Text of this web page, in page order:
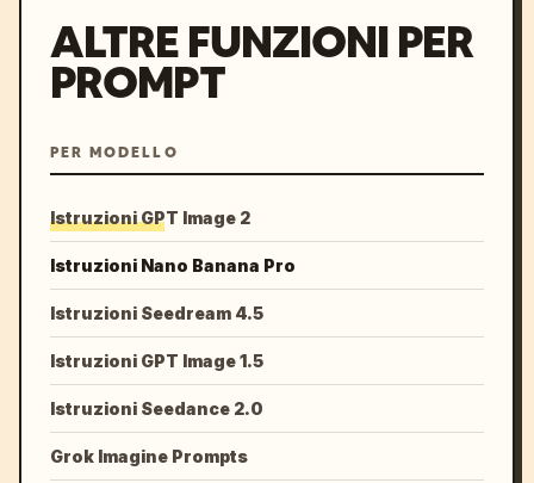
ALTRE FUNZIONI PER
PROMPT
PER MODELLO
Istruzioni GPT Image 2
Istruzioni Nano Banana Pro
Istruzioni Seedream 4.5
Istruzioni GPT Image 1.5
Istruzioni Seedance 2.0
Grok Imagine Prompts